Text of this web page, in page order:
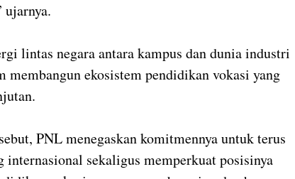
ujarnya.
lintas negara antara kampus dan dunia industri
membangun ekosistem pendidikan vokasi yang
PNL menegaskan komitmennya untuk terus
internasional sekaligus memperkuat posisinya